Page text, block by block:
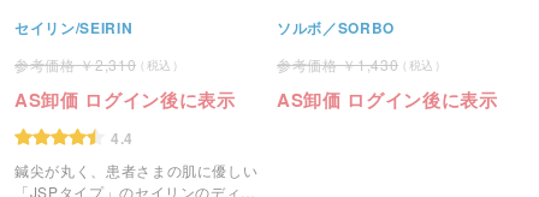
セイリン/SEIRIN
2,310
AS卸価 ログイン後に表示
4.4
鍼尖が丸く、患者さまの肌に優しい
「JSPタイプ」のセイリンのディス
ソルボ／SORBO
1,430
AS卸価 ログイン後に表示